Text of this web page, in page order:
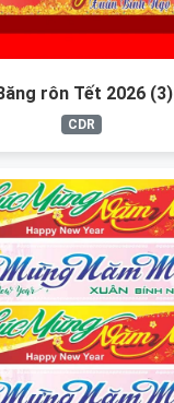
rôn Tết 2026 (3)
CDR